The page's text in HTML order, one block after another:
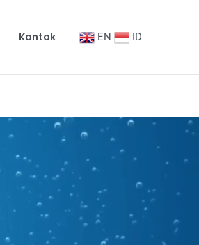
Kontak EN ID